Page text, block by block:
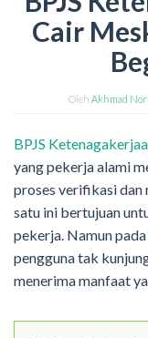
Cair
Oleh Akhmad
BPJS
yang pekerja alami
proses verifikasi dan
satu ini bertujuan
pekerja. Namun
pengguna tak
menerima manfaat